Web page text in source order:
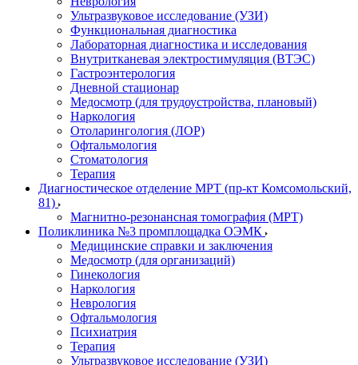
Ультразвуковое исследование (УЗИ)
Функциональная диагностика
Лабораторная диагностика и исследования
Внутритканевая электростимуляция (ВТЭС)
Гастроэнтерология
Дневной стационар
Медосмотр (для трудоустройства, плановый)
Наркология
Отоларингология (ЛОР)
Офтальмология
Стоматология
Терапия
Диагностическое отделение МРТ (пр-кт Комсомольский,
81)
Магнитно-резонансная томография (МРТ)
Поликлиника №3 промплощадка ОЭМК
Медицинские справки и заключения
Медосмотр (для организаций)
Гинекология
Наркология
Неврология
Офтальмология
Психиатрия
Терапия
Ультразвуковое исследование (УЗИ)